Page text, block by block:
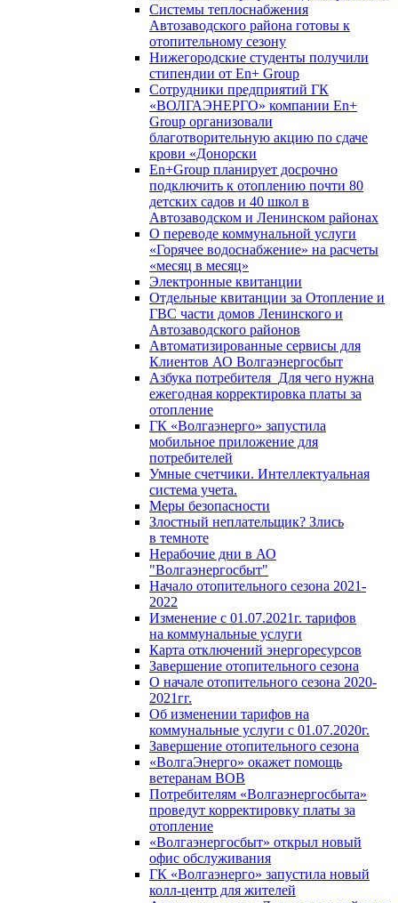
Системы теплоснабжения
Автозаводского района готовы к
отопительному сезону
Нижегородские студенты получили
стипендии от En+ Group
Сотрудники предприятий ГК
«ВОЛГАЭНЕРГО» компании En+
Group организовали
благотворительную акцию по сдаче
крови «Донорски
En+Group планирует досрочно
подключить к отоплению почти 80
детских садов и 40 школ в
Автозаводском и Ленинском районах
О переводе коммунальной услуги
«Горячее водоснабжение» на расчеты
«месяц в месяц»
Электронные квитанции
Отдельные квитанции за Отопление и
ГВС части домов Ленинского и
Автозаводского районов
Автоматизированные сервисы для
Клиентов АО Волгаэнергосбыт
Азбука потребителя_Для чего нужна
ежегодная корректировка платы за
отопление
ГК «Волгаэнерго» запустила
мобильное приложение для
потребителей
Умные счетчики. Интеллектуальная
система учета.
Меры безопасности
Злостный неплательщик? Злись
в темноте
Нерабочие дни в АО
"Волгаэнергосбыт"
Начало отопительного сезона 2021-
2022
Изменение с 01.07.2021г. тарифов
на коммунальные услуги
Карта отключений энергоресурсов
Завершение отопительного сезона
О начале отопительного сезона 2020-
2021гг.
Об изменении тарифов на
коммунальные услуги с 01.07.2020г.
Завершение отопительного сезона
«ВолгаЭнерго» окажет помощь
ветеранам ВОВ
Потребителям «Волгаэнергосбыта»
проведут корректировку платы за
отопление
«Волгаэнергосбыт» открыл новый
офис обслуживания
ГК «Волгаэнерго» запустила новый
колл-центр для жителей